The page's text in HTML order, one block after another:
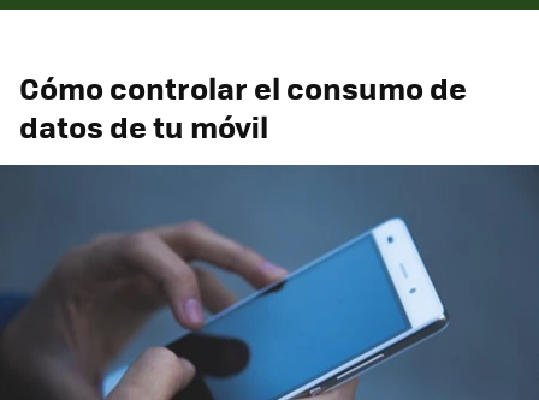
Cómo controlar el consumo de
datos de tu móvil